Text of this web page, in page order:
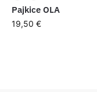
Pajkice OLA
19,50 €